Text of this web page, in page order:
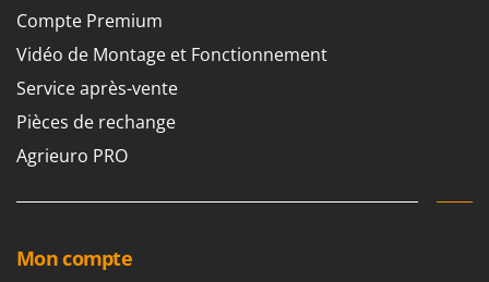
Compte Premium
Vidéo de Montage et Fonctionnement
Service après-vente
Pièces de rechange
Agrieuro PRO
Mon compte